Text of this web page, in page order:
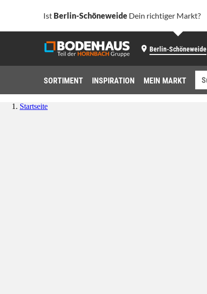
Ist Berlin-Schöneweide Dein richtiger Markt?
Berlin-Schöneweide
SORTIMENT INSPIRATION MEIN MARKT
Startseite